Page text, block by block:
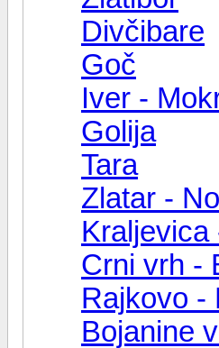
Divčibare
Goč
Iver -
Golija
Tara
Zlatar -
Kraljevica
Crni vrh -
Rajkovo -
Bojanine